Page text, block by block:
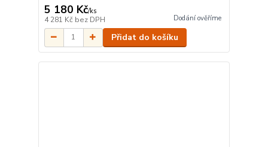
5 180 Kč/ks
4 281 Kč bez DPH Dodání ověříme
Přidat do košíku